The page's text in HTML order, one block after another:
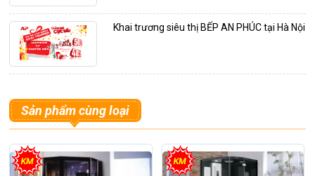
Khai trương siêu thị BẾP AN PHÚC tại Hà Nội
Sản phẩm cùng loại